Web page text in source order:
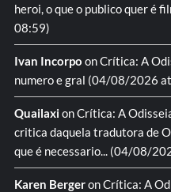
heroi, o que o publico quer é
08:59)
Ivan Incorpo onCrítica: A
numero e gral (04/08/2026
QuailaxionCrítica: A
critica daquela tradutora de
que é necessario... (04/08/
Karen BergeronCrítica: A